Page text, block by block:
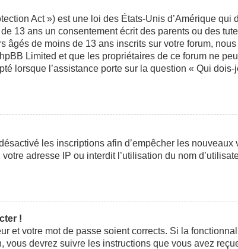
Act ») est une loi des États-Unis d’Amérique
13 ans un consentement écrit des parents ou des
âgés de moins de 13 ans inscrits sur votre forum,
Limited et que les propriétaires de ce forum ne
lorsque l’assistance porte sur la question « Qui
les inscriptions afin d’empêcher les
adresse IP ou interdit l’utilisation du nom
!
et votre mot de passe soient corrects. Si la
vous devrez suivre les instructions que vous avez